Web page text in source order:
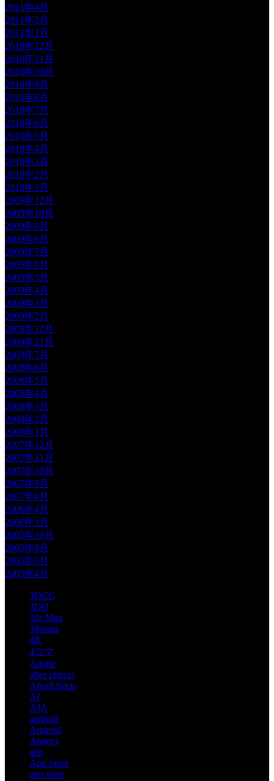
2011年4月
2011年2月
2011年1月
2010年12月
2010年11月
2010年10月
2010年9月
2010年8月
2010年7月
2010年6月
2010年5月
2010年4月
2010年3月
2010年2月
2010年1月
2009年12月
2009年10月
2009年9月
2009年8月
2009年7月
2009年6月
2009年5月
2009年4月
2009年3月
2009年2月
2008年12月
2008年11月
2008年7月
2008年6月
2008年5月
2008年4月
2008年3月
2008年2月
2008年1月
2007年12月
2007年11月
2007年10月
2007年9月
2007年8月
2006年4月
2006年3月
2005年10月
2005年9月
2005年5月
2005年4月
3DCG
3DO
3ds Max
3dsmax
4K
4コマ
Adobe
after effects
AfterEffects
AI
AJA
android
Android
Annecy
app
App Store
app store